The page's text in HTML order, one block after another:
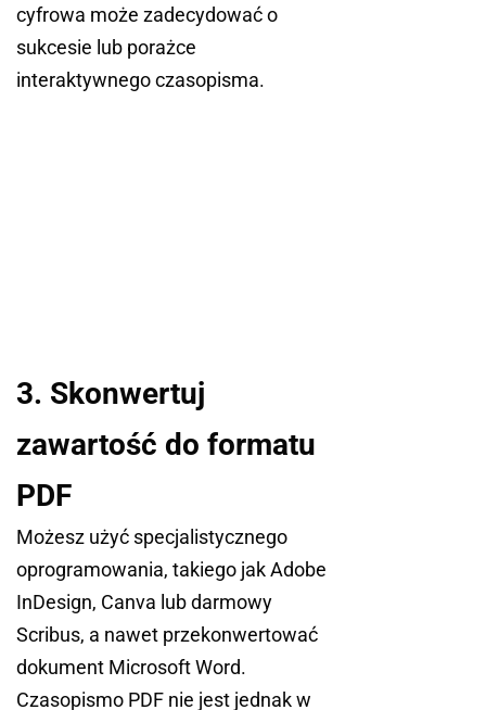
cyfrowa może zadecydować o
sukcesie lub porażce
interaktywnego czasopisma.
3. Skonwertuj
zawartość do formatu
PDF
Możesz użyć specjalistycznego
oprogramowania, takiego jak Adobe
InDesign, Canva lub darmowy
Scribus, a nawet przekonwertować
dokument Microsoft Word.
Czasopismo PDF nie jest jednak w